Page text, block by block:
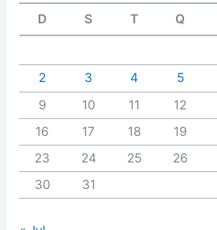
D S T Q
2
3 4 5
9
10 11 12
16
17 18 19
23
24 25 26
30
31